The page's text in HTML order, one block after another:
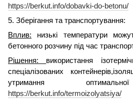
https://berkut.info/dobavki-do-betonu/
5. Зберігання та транспортування:
Вплив: низькі температури
бетонного розчину під час
Рішення: використання
спеціалізованих
утримання
https://berkut.info/termoizolyatsiya/